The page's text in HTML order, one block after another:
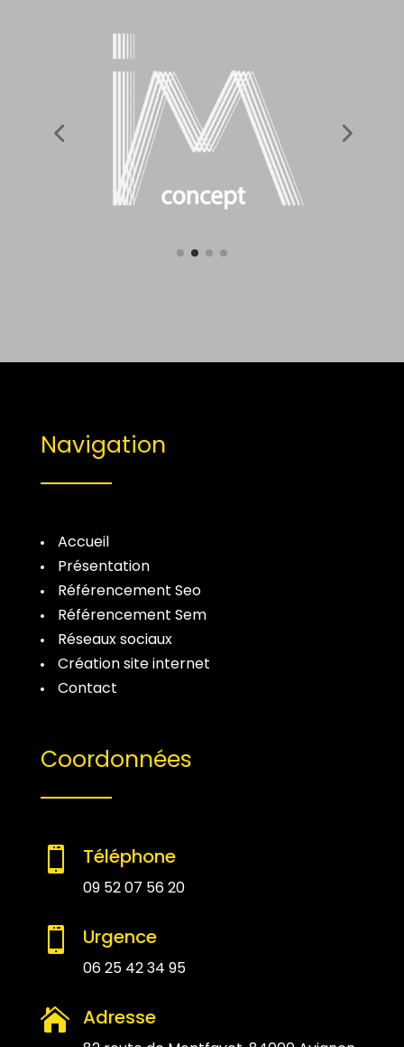
Navigation
Accueil
Présentation
Référencement Seo
Référencement Sem
Réseaux sociaux
Création site internet
Contact
Coordonnées
 Téléphone
09 52 07 56 20
 Urgence
06 25 42 34 95
 Adresse